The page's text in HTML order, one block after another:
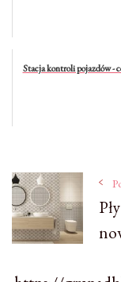
Stacja kontroli pojazdów -
wpisu